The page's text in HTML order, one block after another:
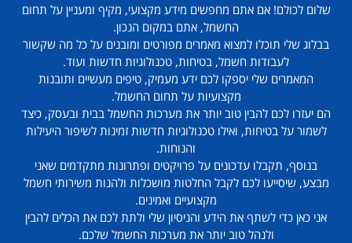
שלום לכולם! אם אתם מחפשים מידע מקצועי, מקיף ומעניין על תחום
החשמל, אתם במקום הנכון.
בבלוג שלי תוכלו למצוא מאמרים מפורטים ומובנים על כל מה שקשור
לעבודות חשמל, בטיחות, טכנולוגיות חדשות ועוד.
המאמרים שלי יספקו לכם ידע מעמיק, טיפים מעשיים ותובנות
מקצועיות על תחום החשמל.
הם יעזרו לכם להבין טוב יותר את מערכות החשמל בבית ובעסק, כיצד
לשמור על בטיחות, ואילו טכנולוגיות חדשות זמינות לשיפור היעילות
והנוחות.
בנוסף, תקבלו עדכונים על פרויקטים ופתרונות מתקדמים שאני
מבצע, שיסייעו לכם לקבל החלטות מושכלות ולהנות משירותי חשמל
מקצועיים ואמינים.
אני כאן כדי לשתף את הידע והניסיון שלי ולתת לכם את הכלים להבין
ולנהל טוב יותר את מערכות החשמל שלכם.